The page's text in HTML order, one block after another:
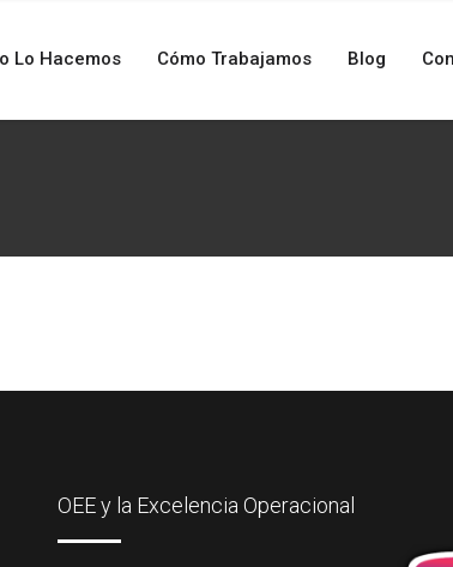
Lo Hacemos Cómo Trabajamos Blog
OEE y la Excelencia Operacional